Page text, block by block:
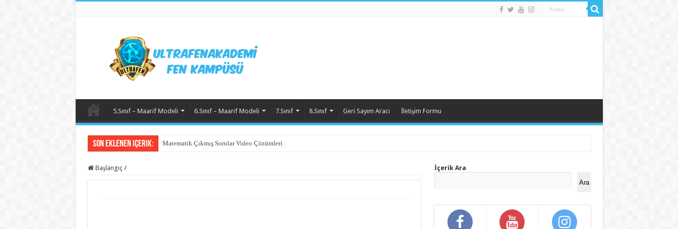
5.Sınıf – Maarif Modeli 6.Sınıf – Maarif Modeli 7.Sınıf 8.Sınıf Geri Sayım Aracı İletişim Formu
Son Eklenen içerik: Matematik Çıkmış Sorular Video Çözümleri
Başlangıç /
İçerik Ara
Ara